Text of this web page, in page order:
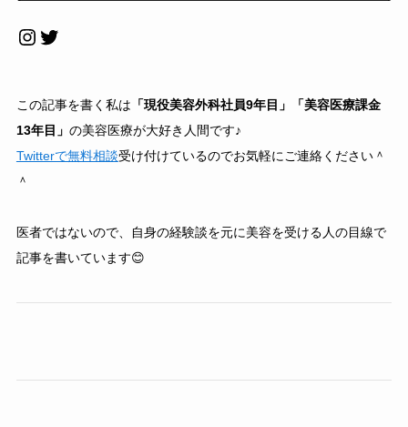
Instagram
Twitter
この記事を書く私は 「現役美容外科社員9年目」「美容医療課金
13年目」 の美容医療が大好き人間です♪
Twitterで無料相談受け付けているのでお気軽にご連絡ください＾
＾
医者ではないので、自身の経験談を元に美容を受ける人の目線で
記事を書いています😊